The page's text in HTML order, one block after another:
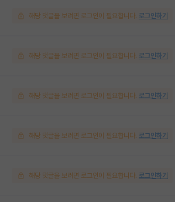
해당 댓글을 보려면 로그인이 필요합니다. 로그인하기
해당 댓글을 보려면 로그인이 필요합니다. 로그인하기
해당 댓글을 보려면 로그인이 필요합니다. 로그인하기
해당 댓글을 보려면 로그인이 필요합니다. 로그인하기
해당 댓글을 보려면 로그인이 필요합니다. 로그인하기